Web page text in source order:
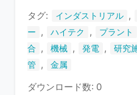
タグ: インダストリアル ,
ー
, ハイテク , プラント
合
, 機械 , 発電 , 研究
管
, 金属
ダウンロード数: 0